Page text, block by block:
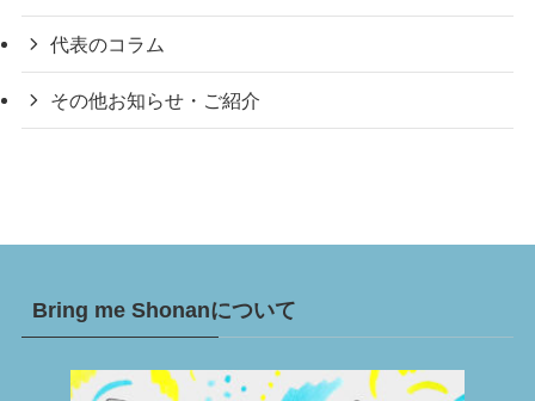
代表のコラム
その他お知らせ・ご紹介
Bring me Shonanについて